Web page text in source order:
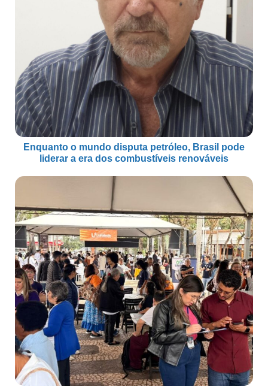
Enquanto o mundo disputa petróleo, Brasil pode
liderar a era dos combustíveis renováveis